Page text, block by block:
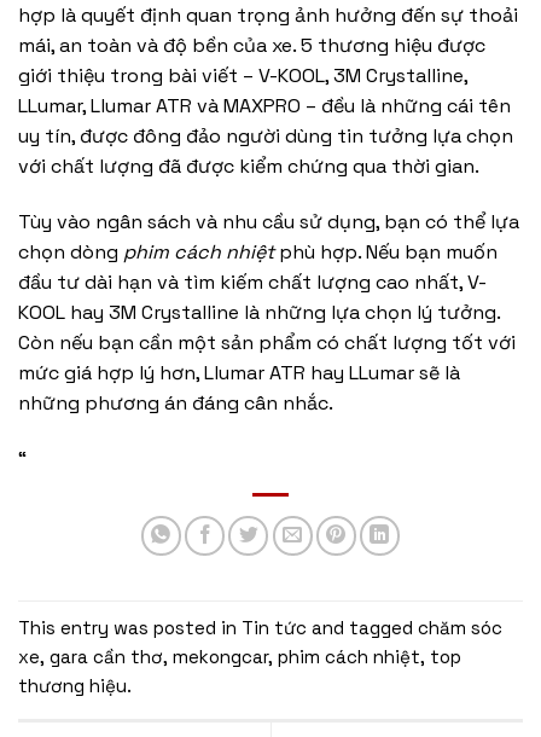
hợp là quyết định quan trọng ảnh hưởng đến sự thoải
mái, an toàn và độ bền của xe. 5 thương hiệu được
giới thiệu trong bài viết – V-KOOL, 3M Crystalline,
LLumar, Llumar ATR và MAXPRO – đều là những cái tên
uy tín, được đông đảo người dùng tin tưởng lựa chọn
với chất lượng đã được kiểm chứng qua thời gian.
Tùy vào ngân sách và nhu cầu sử dụng, bạn có thể lựa
chọn dòng phim cách nhiệtphù hợp. Nếu bạn muốn
đầu tư dài hạn và tìm kiếm chất lượng cao nhất, V-
KOOL hay 3M Crystalline là những lựa chọn lý tưởng.
Còn nếu bạn cần một sản phẩm có chất lượng tốt với
mức giá hợp lý hơn, Llumar ATR hay LLumar sẽ là
những phương án đáng cân nhắc.
“
This entry was posted in Tin tức and tagged chăm sóc
xe, gara cần thơ, mekongcar, phim cách nhiệt, top
thương hiệu.